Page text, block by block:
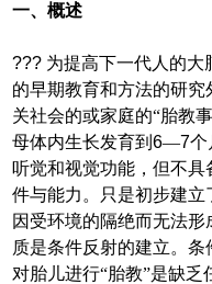
一、概述
??? 为提高下一代人的大
的早期教育和方法的研究
关社会的或家庭的“胎教
母体内生长发育到6—7个
听觉和视觉功能，但不具
件与能力。只是初步建
因受环境的隔绝而无法
质是条件反射的建立。条
对胎儿进行“胎教”是缺乏